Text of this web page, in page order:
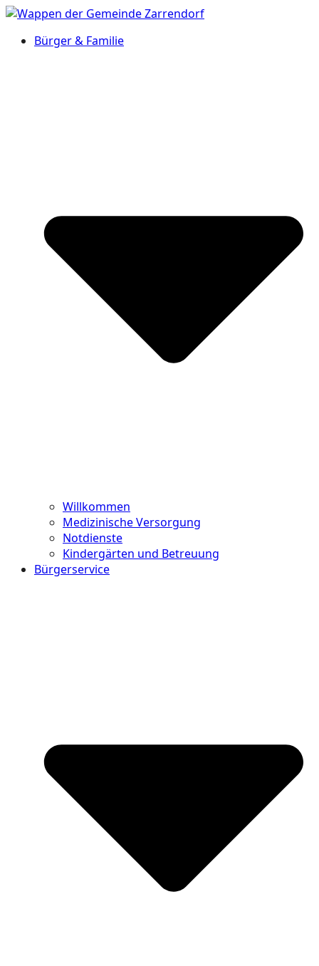
Bürger & Familie
Willkommen
Medizinische Versorgung
Notdienste
Kindergärten und Betreuung
Bürgerservice